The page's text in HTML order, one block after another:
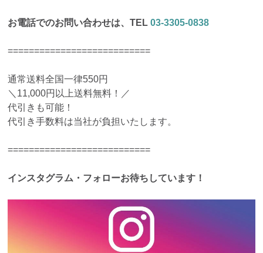
お電話でのお問い合わせは、TEL03-3305-0838
===========================
通常送料全国一律550円
＼11,000円以上送料無料！／
代引きも可能！
代引き手数料は当社が負担いたします。
===========================
インスタグラム・フォローお待ちしています！